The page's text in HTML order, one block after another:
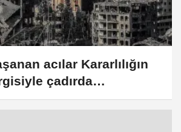
acılar Kararlılığın
çadırda